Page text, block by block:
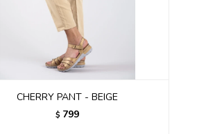
CHERRY PANT - BEIGE
$ 799